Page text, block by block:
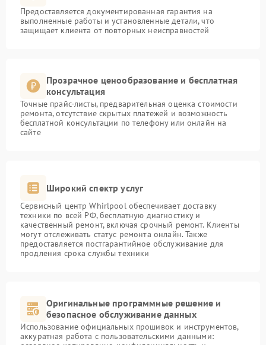
Предоставляется документированная гарантия на
выполненные работы и установленные детали, что
защищает клиента от повторных неисправностей
Прозрачное ценообразование и бесплатная
консультация
Точные прайс-листы, предварительная оценка стоимости
ремонта, отсутствие скрытых платежей и возможность
бесплатной консультации по телефону или онлайн на
сайте
Широкий спектр услуг
Сервисный центр Whirlpool обеспечивает доставку
техники по всей РФ, бесплатную диагностику и
качественный ремонт, включая срочный ремонт. Клиенты
могут отслеживать статус ремонта онлайн. Также
предоставляется постгарантийное обслуживание для
продления срока службы техники
Оригинальные программные решение и
безопасное обслуживание данных
Использование официальных прошивок и инструментов,
аккуратная работа с пользовательскими данными: